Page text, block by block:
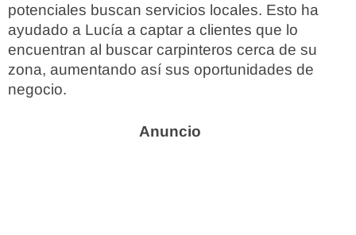
potenciales buscan servicios locales. Esto ha
ayudado a Lucía a captar a clientes que lo
encuentran al buscar carpinteros cerca de su
zona, aumentando así sus oportunidades de
negocio.